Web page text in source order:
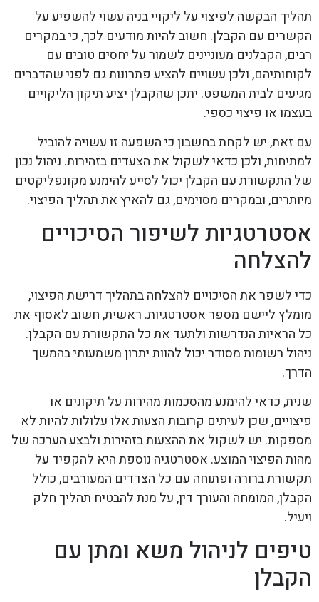
תהליך הבקשה לפיצוי על ליקויי בניה עשוי להשפיע על
הקשרים עם הקבלן. חשוב להיות מודעים לכך, כי במקרים
רבים, הקבלנים מעוניינים לשמור על יחסים טובים עם
לקוחותיהם, ולכן עשויים להציע פתרונות גם לפני שהדברים
מגיעים לבית המשפט. יתכן שהקבלן יציע תיקון הליקויים
בעצמו או פיצוי כספי.
עם זאת, יש לקחת בחשבון כי השפעה זו עשויה להוביל
למתיחות, ולכן כדאי לשקול את הצעדים בזהירות. ניהול נכון
של התקשורת עם הקבלן יכול לסייע להימנע מקונפליקטים
מיותרים, ובמקרים מסוימים, גם להאיץ את תהליך הפיצוי.
אסטרטגיות לשיפור הסיכויים
להצלחה
כדי לשפר את הסיכויים להצלחה בתהליך דרישת הפיצוי,
מומלץ ליישם מספר אסטרטגיות. ראשית, חשוב לאסוף את
כל הראיות הנדרשות ולתעד את כל התקשורת עם הקבלן.
ניהול רשומות מסודר יכול להוות יתרון משמעותי בהמשך
הדרך.
שנית, כדאי להימנע מהסכמות מהירות על תיקונים או
פיצויים, שכן לעיתים קרובות הצעות אלו עלולות להיות לא
מספקות. יש לשקול את ההצעות בזהירות ולבצע הערכה של
מהות הפיצוי המוצע. אסטרטגיה נוספת היא להקפיד על
תקשורת ברורה ופתוחה עם כל הצדדים המעורבים, כולל
הקבלן, המומחה והעורך דין, על מנת להבטיח תהליך חלק
ויעיל.
טיפים לניהול משא ומתן עם
הקבלן